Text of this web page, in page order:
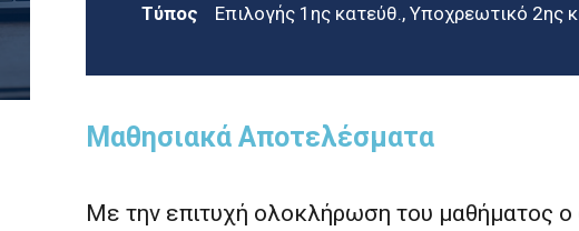
Τύπος
Επιλογής 1ης κατεύθ., Υποχρεωτικό 2ης
Μαθησιακά Αποτελέσματα
Με την επιτυχή ολοκλήρωση του μαθήματος ο